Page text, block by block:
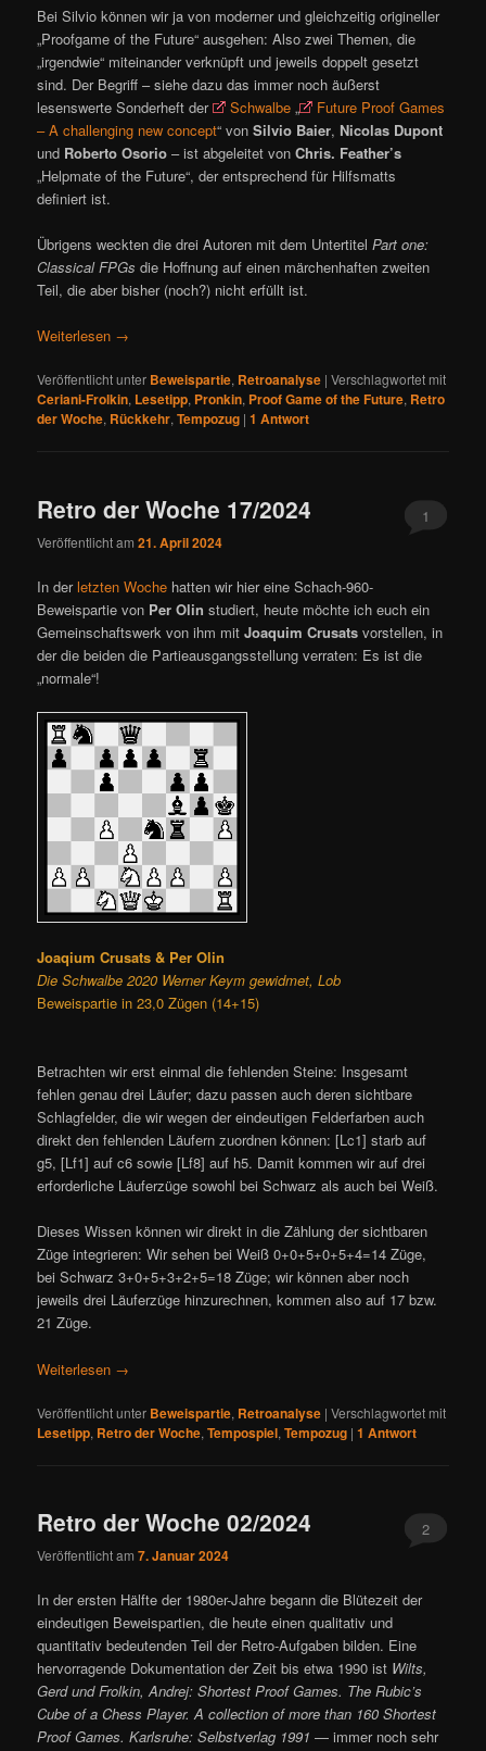
Bei Silvio können wir ja von moderner und gleichzeitig origineller
„Proofgame of the Future“ ausgehen: Also zwei Themen, die
„irgendwie“ miteinander verknüpft und jeweils doppelt gesetzt
sind. Der Begriff – siehe dazu das immer noch äußerst
lesenswerte Sonderheft der
Schwalbe „
Future Proof Games
– A challenging new concept“ vonSilvio Baier, Nicolas Dupont
und Roberto Osorio – ist abgeleitet vonChris. Feather’s
„Helpmate of the Future“, der entsprechend für Hilfsmatts
definiert ist.
Übrigens weckten die drei Autoren mit dem UntertitelPart one:
Classical FPGs die Hoffnung auf einen märchenhaften zweiten
Teil, die aber bisher (noch?) nicht erfüllt ist.
Weiterlesen →
Veröffentlicht unter Beweispartie, Retroanalyse |Verschlagwortet mit
Ceriani-Frolkin, Lesetipp, Pronkin, Proof Game of the Future, Retro
der Woche, Rückkehr,Tempozug |1 Antwort
Retro der Woche 17/2024
Veröffentlicht am21. April 2024
1
In derletzten Woche hatten wir hier eine Schach-960-
Beweispartie von Per Olin studiert, heute möchte ich euch ein
Gemeinschaftswerk von ihm mitJoaquim Crusats vorstellen, in
der die beiden die Partieausgangsstellung verraten: Es ist die
„normale“!
Joaqium Crusats & Per Olin
Die Schwalbe 2020 Werner Keym gewidmet, Lob
Beweispartie in 23,0 Zügen (14+15)
Betrachten wir erst einmal die fehlenden Steine: Insgesamt
fehlen genau drei Läufer; dazu passen auch deren sichtbare
Schlagfelder, die wir wegen der eindeutigen Felderfarben auch
direkt den fehlenden Läufern zuordnen können: [Lc1] starb auf
g5, [Lf1] auf c6 sowie [Lf8] auf h5. Damit kommen wir auf drei
erforderliche Läuferzüge sowohl bei Schwarz als auch bei Weiß.
Dieses Wissen können wir direkt in die Zählung der sichtbaren
Züge integrieren: Wir sehen bei Weiß 0+0+5+0+5+4=14 Züge,
bei Schwarz 3+0+5+3+2+5=18 Züge; wir können aber noch
jeweils drei Läuferzüge hinzurechnen, kommen also auf 17 bzw.
21 Züge.
Weiterlesen →
Veröffentlicht unter Beweispartie, Retroanalyse |Verschlagwortet mit
Lesetipp, Retro der Woche,Tempospiel,Tempozug |1 Antwort
Retro der Woche 02/2024
Veröffentlicht am7. Januar 2024
2
In der ersten Hälfte der 1980er-Jahre begann die Blütezeit der
eindeutigen Beweispartien, die heute einen qualitativ und
quantitativ bedeutenden Teil der Retro-Aufgaben bilden. Eine
hervorragende Dokumentation der Zeit bis etwa 1990 ist Wilts,
Gerd und Frolkin, Andrej: Shortest Proof Games. The Rubic’s
Cube of a Chess Player. A collection of more than 160 Shortest
Proof Games. Karlsruhe: Selbstverlag 1991 — immer noch sehr